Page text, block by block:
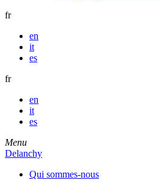
fr
en
it
es
fr
en
it
es
Menu
Delanchy
Qui sommes-nous